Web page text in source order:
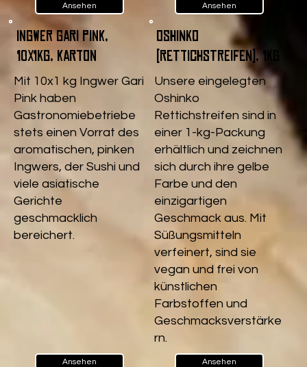
Ansehen Ansehen
Ingwer Gari pink,
10x1kg, Karton
Mit 10x1 kg Ingwer Gari
Pink haben
Gastronomiebetriebe
stets einen Vorrat des
aromatischen, pinken
Ingwers, der Sushi und
viele asiatische
Gerichte
geschmacklich
bereichert.
Ansehen
Oshinko
(Rettichstreifen), 1kg
Unsere eingelegten
Oshinko
Rettichstreifen sind in
einer 1-kg-Packung
erhältlich und zeichnen
sich durch ihre gelbe
Farbe und den
einzigartigen
Geschmack aus. Mit
Süßungsmitteln
verfeinert, sind sie
vegan und frei von
künstlichen
Farbstoffen und
Geschmacksverstärke
rn.
Ansehen